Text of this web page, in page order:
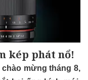
kép phát nổ!
mừng tháng 8,